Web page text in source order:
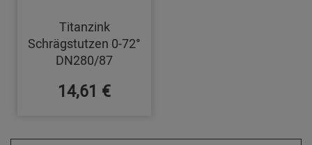
Titanzink
Schrägstutzen 0-72°
DN280/87
14,61 €